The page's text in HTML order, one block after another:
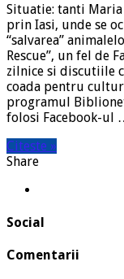
Situatie: tanti
prin Iasi, unde se
“salvarea”
Rescue”, un fel de
zilnice si discutiile
coada pentru
programul
folosi Facebook-ul
Citeste »
Share
Social
Comentarii